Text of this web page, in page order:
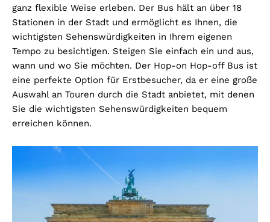
ganz flexible Weise erleben. Der Bus hält an über 18
Stationen in der Stadt und ermöglicht es Ihnen, die
wichtigsten Sehenswürdigkeiten in Ihrem eigenen
Tempo zu besichtigen. Steigen Sie einfach ein und aus,
wann und wo Sie möchten. Der Hop-on Hop-off Bus ist
eine perfekte Option für Erstbesucher, da er eine große
Auswahl an Touren durch die Stadt anbietet, mit denen
Sie die wichtigsten Sehenswürdigkeiten bequem
erreichen können.